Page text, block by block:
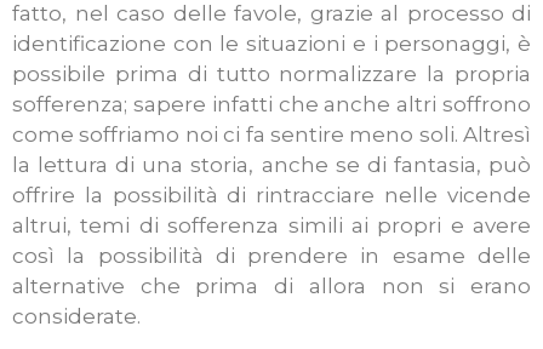
fatto, nel caso delle favole, grazie al processo di
identificazione con le situazioni e i personaggi, è
possibile prima di tutto normalizzare la propria
sofferenza; sapere infatti che anche altri soffrono
come soffriamo noi ci fa sentire meno soli. Altresì
la lettura di una storia, anche se di fantasia, può
offrire la possibilità di rintracciare nelle vicende
altrui, temi di sofferenza simili ai propri e avere
così la possibilità di prendere in esame delle
alternative che prima di allora non si erano
considerate.